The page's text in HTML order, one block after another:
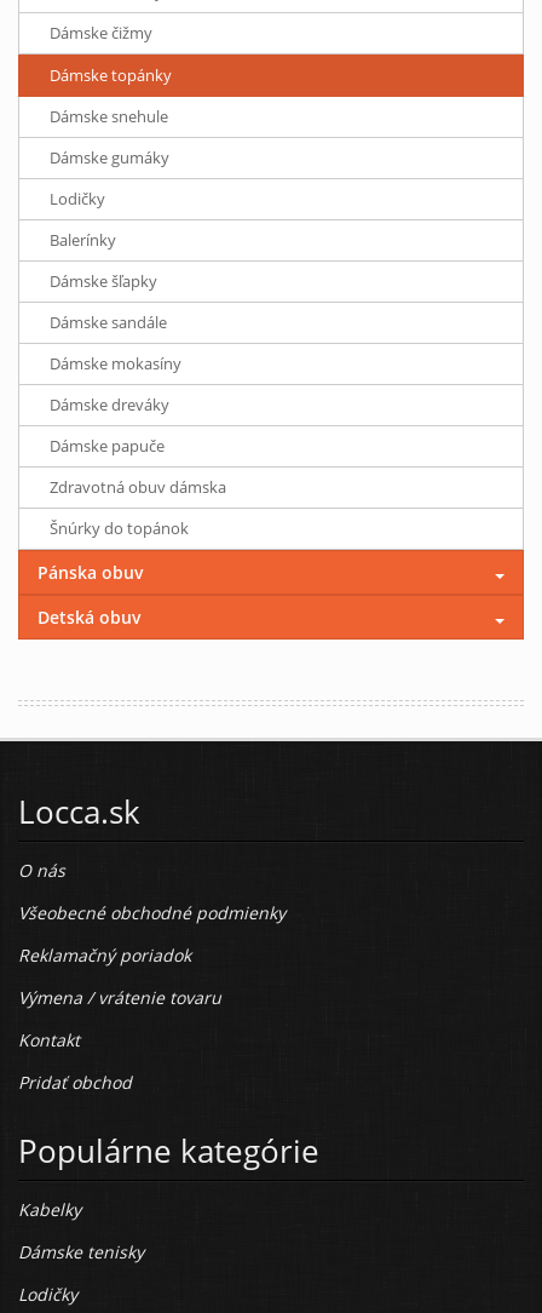
Dámske čižmy
Dámske topánky
Dámske snehule
Dámske gumáky
Lodičky
Balerínky
Dámske šľapky
Dámske sandále
Dámske mokasíny
Dámske dreváky
Dámske papuče
Zdravotná obuv dámska
Šnúrky do topánok
Pánska obuv
Detská obuv
Locca.sk
O nás
Všeobecné obchodné podmienky
Reklamačný poriadok
Výmena / vrátenie tovaru
Kontakt
Pridať obchod
Populárne kategórie
Kabelky
Dámske tenisky
Lodičky